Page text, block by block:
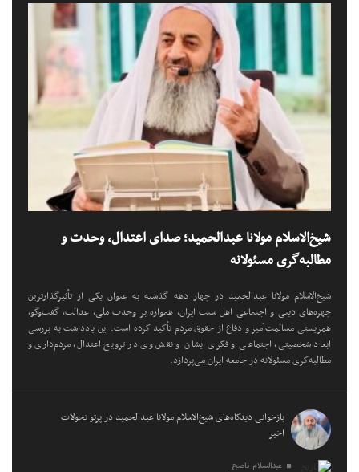
شیخ‌الاسلام مولانا عبدالحمید؛ صدای اعتدال، وحدت و
مطالبه‌گری مسئولانه
شیخ‌الاسلام مولانا عبدالحمید در چهار دهه گذشته به عنوان یکی از تأثیرگذارترین
چهره‌های دینی و اجتماعی اهل سنت ایران، همواره بر وحدت ملی، عدالت، گفت‌وگو،
همزیستی مسالمت‌آمیز و دفاع از حقوق مردم تأکید کرده است. این یادداشت به بررسی
ابعاد شخصیتی، اجتماعی و فکری ایشان و نقش وی در ترویج اعتدال، مردم‌داری و
مطالبه‌گری مسئولانه در جامعه ایران می‌پردازد.
بازخوانی دیدگاه‌های شیخ‌الاسلام مولانا عبدالحمید در پرتو تحولات
اخیر
عبدالسلام ناصح